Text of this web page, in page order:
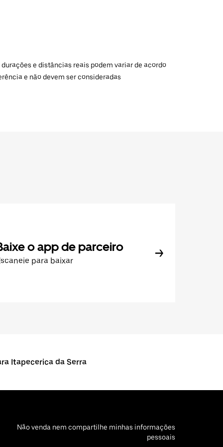
e distâncias reais podem variar de acordo
e não devem ser consideradas
o app de parceiro
para baixar
Itapecerica da Serra
Não venda nem compartilhe minhas informações
pessoais